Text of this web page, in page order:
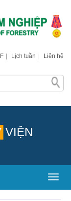
| Lịch tuần | Liên hệ
VIỆN